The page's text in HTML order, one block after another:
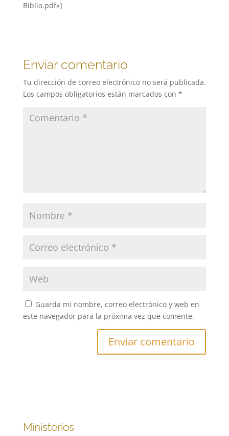
Biblia.pdf»]
Enviar comentario
Tu dirección de correo electrónico no será publicada.
Los campos obligatorios están marcados con *
Guarda mi nombre, correo electrónico y web en
este navegador para la próxima vez que comente.
Ministerios